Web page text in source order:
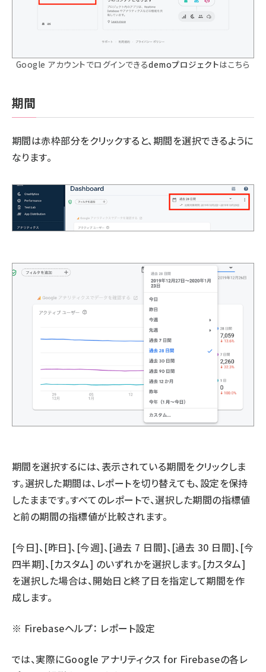
Google アカウントでログインできるdemoプロジェクトはこちら
期間
期間は赤枠部分をクリックすると、期間を選択できるように
なります。
期間を選択するには、表示されている期間をクリックしま
す。選択した期間は、レポートを切り替えても、設定を保持
したままです。すべてのレポートで、選択した期間の指標値
と前の期間の指標値が比較されます。
[今日]、[昨日]、[今週]、[過去 7 日間]、[過去 30 日間]、[今
四半期]、[カスタム] のいずれかを選択します。[カスタム]
を選択した場合は、開始日と終了日を指定して期間を作
成します。
※ Firebaseヘルプ： レポート設定
では、実際にGoogle アナリティクス for Firebaseの各レ